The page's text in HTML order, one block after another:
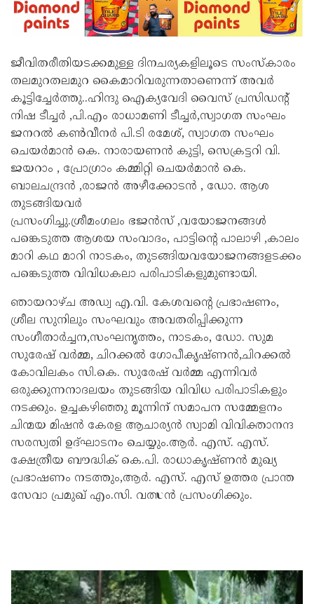
ജീവിതരീതിയടക്കമുള്ള ദിനചര്യകളിലൂടെ സംസ്കാരം
തലമുറതലമുറ കൈമാറിവരുന്നതാണെന്ന് അവർ
കൂട്ടിച്ചേർത്തു..ഹിന്ദു ഐക്യവേദി വൈസ് പ്രസിഡൻ്റ്
നിഷ ടീച്ചർ ,പി.എം രാധാമണി ടീച്ചർ,സ്വാഗത സംഘം
ജനറൽ കൺവീനർ പി.ടി രമേശ്, സ്വാഗത സംഘം
ചെയർമാൻ കെ. നാരായണൻ കുട്ടി, സെക്രട്ടറി വി.
ജയറാം , പ്രോഗ്രാം കമ്മിറ്റി ചെയർമാൻ കെ.
ബാലചന്ദ്രൻ ,രാജൻ അഴീക്കോടൻ , ഡോ. ആശ
തുടങ്ങിയവർ
പ്രസംഗിച്ചു.ശ്രീമംഗലം ഭജൻസ് ,വയോജനങ്ങൾ
പങ്കെടുത്ത ആശയ സംവാദം, പാട്ടിൻ്റെ പാലാഴി ,കാലം
മാറി കഥ മാറി നാടകം, തുടങ്ങിയവയോജനങ്ങളടക്കം
പങ്കെടുത്ത വിവിധകലാ പരിപാടികളുമുണ്ടായി.
ഞായറാഴ്ച അഡ്വ എ.വി. കേശവൻ്റെ പ്രഭാഷണം,
ശ്രീല സുനിലും സംഘവും അവതരിപ്പിക്കുന്ന
സംഗീതാർച്ചന,സംഘനൃത്തം, നാടകം, ഡോ. സുമ
സുരേഷ് വർമ്മ, ചിറക്കൽ ഗോപീകൃഷ്ണൻ,ചിറക്കൽ
കോവിലകം സി.കെ. സുരേഷ് വർമ്മ എന്നിവർ
ഒരുക്കുന്നനാദലയം തുടങ്ങിയ വിവിധ പരിപാടികളും
നടക്കും. ഉച്ചകഴിഞ്ഞു മൂന്നിന് സമാപന സമ്മേളനം
ചിന്മയ മിഷൻ കേരള ആചാര്യൻ സ്വാമി വിവിക്താനന്ദ
സരസ്വതി ഉദ്ഘാടനം ചെയ്യും.ആർ. എസ്. എസ്.
ക്ഷേത്രീയ ബൗദ്ധിക് കെ.പി. രാധാകൃഷ്ണൻ മുഖ്യ
പ്രഭാഷണം നടത്തും,ആർ. എസ്. എസ് ഉത്തര പ്രാന്ത
സേവാ പ്രമുഖ് എം.സി. വത്സൻ പ്രസംഗിക്കും.